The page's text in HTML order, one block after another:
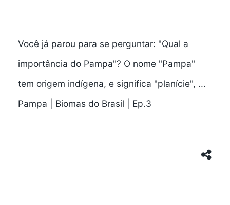
Você já parou para se perguntar: "Qual a
importância do Pampa"? O nome "Pampa"
tem origem indígena, e significa "planície", ...
Pampa | Biomas do Brasil | Ep.3